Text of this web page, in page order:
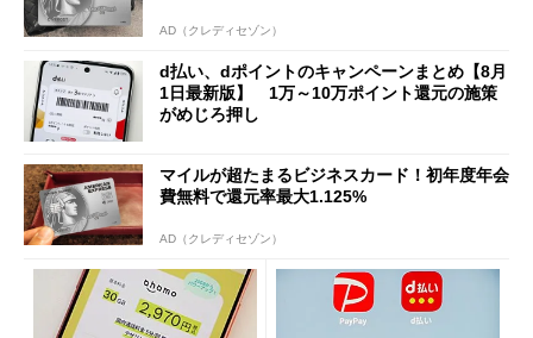
AD（クレディセゾン）
d払い、dポイントのキャンペーンまとめ【8月
1日最新版】 1万～10万ポイント還元の施策
がめじろ押し
マイルが超たまるビジネスカード！初年度年会
費無料で還元率最大1.125%
AD（クレディセゾン）